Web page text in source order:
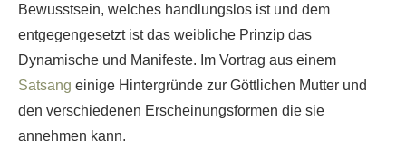
Bewusstsein, welches handlungslos ist und dem
entgegengesetzt ist das weibliche Prinzip das
Dynamische und Manifeste. Im Vortrag aus einem
Satsang einige Hintergründe zur Göttlichen Mutter und
den verschiedenen Erscheinungsformen die sie
annehmen kann.